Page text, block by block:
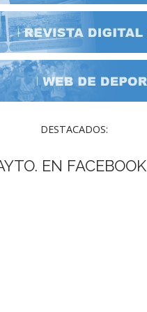
DESTACADOS:
EN FACEBOOK